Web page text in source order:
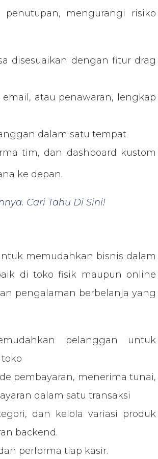
mengurangi risiko
disesuaikan dengan fitur drag
atau penawaran, lengkap
dalam satu tempat
tim, dan dashboard kustom
ke depan.
Cari Tahu Di Sini!
memudahkan bisnis dalam
di toko fisik maupun online
pengalaman berbelanja yang
pelanggan untuk
pembayaran, menerima tunai,
dalam satu transaksi
dan kelola variasi produk
backend.
performa tiap kasir.